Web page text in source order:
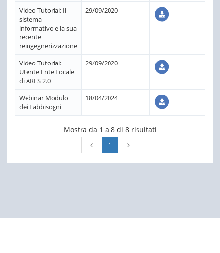
Video Tutorial: Il
sistema
informativo e la sua
recente
reingegnerizzazione
29/09/2020
Video Tutorial:
Utente Ente Locale
di ARES 2.0
29/09/2020
Webinar Modulo
dei Fabbisogni
18/04/2024
Mostra da 1 a 8 di 8 risultati
1